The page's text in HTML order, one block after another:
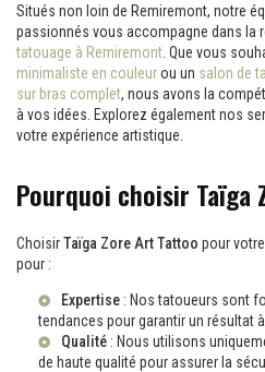
Situés non loin de Remiremont, notre
passionnés vous accompagne dans la
tatouage à Remiremont . Que vous
minimaliste en couleurou un salon de
sur bras complet, nous avons la
à vos idées. Explorez également nos
votre expérience artistique.
Pourquoi choisir Taïga
ChoisirTaïga Zore Art Tattoo pour
pour :
Expertise : Nos tatoueurs sont
tendances pour garantir un résultat
Qualité : Nous utilisons
de haute qualité pour assurer la